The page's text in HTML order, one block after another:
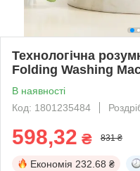
Технологічна
Folding Washing
В наявності
Код: 1801235484
598,32 ₴ 831 ₴
Економія 232.68 ₴